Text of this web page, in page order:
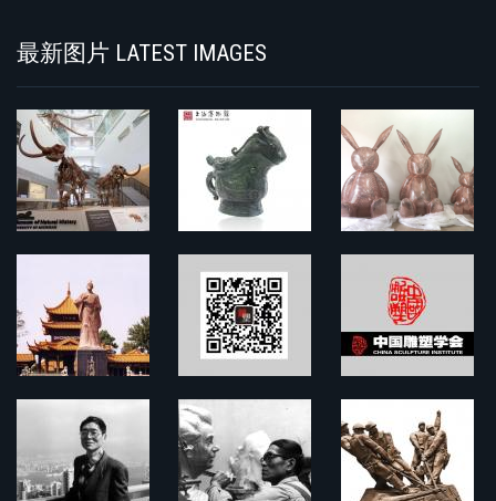
最新图片 LATEST IMAGES